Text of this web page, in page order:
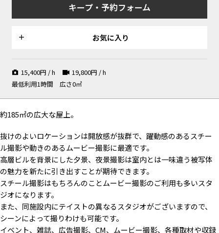
柵越しに見えるビル 夕日に照らされる屋上
夜景との相性も抜群 光と影のライトプロジェクター
キープ・予約フォーム
お気に入り
15,400円 / h 19,800円 / h
最低利用1時間
広さ0㎡
約185㎡の広大な屋上。
抜けのよいロケーションは開放感が抜群で、躍動感のあるスチー
ル撮影や動きのあるムービー撮影に最適です。
高層ビルを背景にした夕景、夜景撮影は室内とは一味違う被写体
の魅力を新たに引き出すことが期待できます。
スチール撮影はもちろんのことムービー撮影のご利用も多いスタ
ジオになります。
また、同施設内にテイストの異なるスタジオがございますので、
シーンによって撮りわけも可能です。
イベント、雑誌、広告撮影、CM、ムービー撮影、各種取材や収録